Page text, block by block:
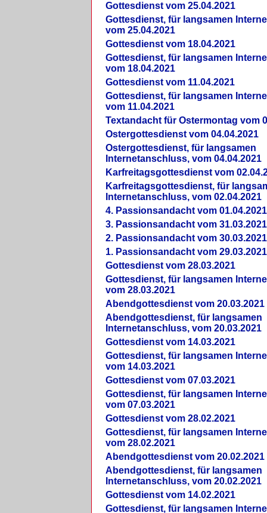
Gottesdienst vom 25.04.2021
Gottesdienst, für langsamen
vom 25.04.2021
Gottesdienst vom 18.04.2021
Gottesdienst, für langsamen
vom 18.04.2021
Gottesdienst vom 11.04.2021
Gottesdienst, für langsamen
vom 11.04.2021
Textandacht für Ostermontag vom
Ostergottesdienst vom 04.04.2021
Ostergottesdienst, für langsamen
Internetanschluss, vom 04.04.2021
Karfreitagsgottesdienst vom
Karfreitagsgottesdienst, für
Internetanschluss, vom 02.04.2021
4. Passionsandacht vom 01.04.2021
3. Passionsandacht vom 31.03.2021
2. Passionsandacht vom 30.03.2021
1. Passionsandacht vom 29.03.2021
Gottesdienst vom 28.03.2021
Gottesdienst, für langsamen
vom 28.03.2021
Abendgottesdienst vom 20.03.2021
Abendgottesdienst, für langsamen
Internetanschluss, vom 20.03.2021
Gottesdienst vom 14.03.2021
Gottesdienst, für langsamen
vom 14.03.2021
Gottesdienst vom 07.03.2021
Gottesdienst, für langsamen
vom 07.03.2021
Gottesdienst vom 28.02.2021
Gottesdienst, für langsamen
vom 28.02.2021
Abendgottesdienst vom 20.02.2021
Abendgottesdienst, für langsamen
Internetanschluss, vom 20.02.2021
Gottesdienst vom 14.02.2021
Gottesdienst, für langsamen